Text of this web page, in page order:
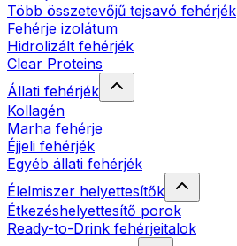
Több összetevőjű tejsavó fehérjék
Fehérje izolátum
Hidrolizált fehérjék
Clear Proteins
Állati fehérjék
Kollagén
Marha fehérje
Éjjeli fehérjék
Egyéb állati fehérjék
Élelmiszer helyettesítők
Étkezéshelyettesítő porok
Ready-to-Drink fehérjeitalok